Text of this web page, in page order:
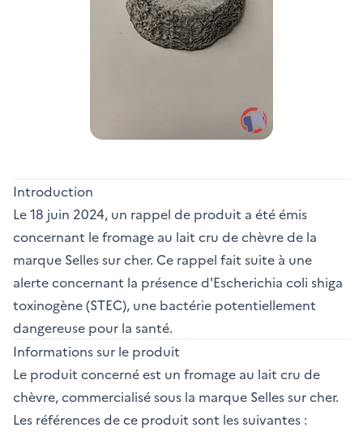
Introduction
Le 18 juin 2024, un rappel de produit a été émis
concernant le fromage au lait cru de chèvre de la
marque Selles sur cher. Ce rappel fait suite à une
alerte concernant la présence d'Escherichia coli shiga
toxinogène (STEC), une bactérie potentiellement
dangereuse pour la santé.
Informations sur le produit
Le produit concerné est un fromage au lait cru de
chèvre, commercialisé sous la marque Selles sur cher.
Les références de ce produit sont les suivantes :